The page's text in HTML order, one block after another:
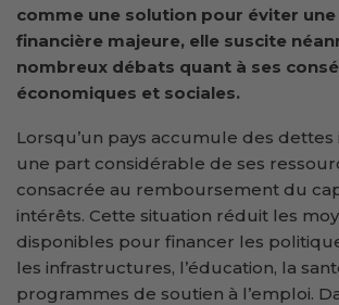
comme une solution pour éviter une
financière majeure, elle suscite
nombreux débats quant à ses
économiques et sociales.
Lorsqu’un pays accumule des
une part considérable de ses
consacrée au remboursement du
intérêts. Cette situation réduit les
disponibles pour financer les
les infrastructures, l’éducation, la
programmes de soutien à l’emploi.